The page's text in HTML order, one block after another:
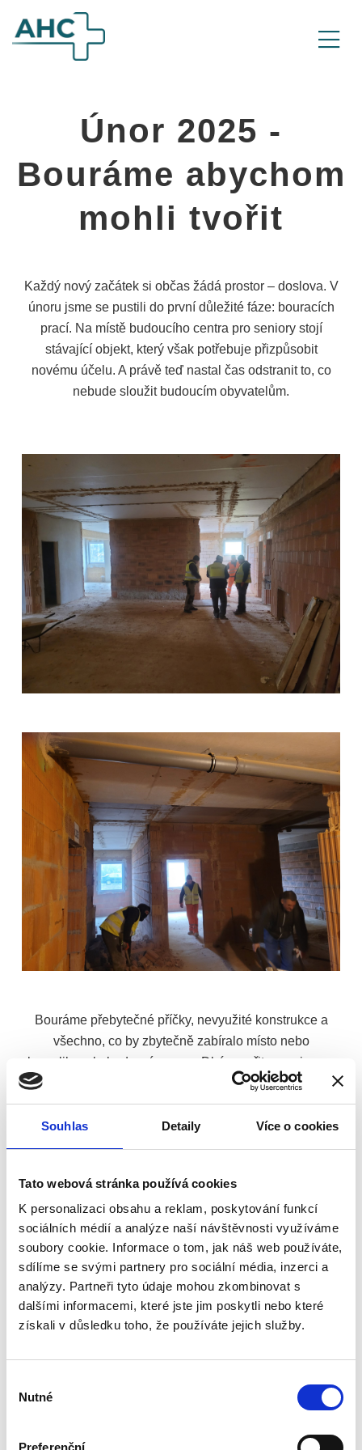
Souhlas Detaily Více o cookies
Tato webová stránka používá cookies
K personalizaci obsahu a reklam, poskytování funkcí
sociálních médií a analýze naší návštěvnosti využíváme
soubory cookie. Informace o tom, jak náš web používáte,
sdílíme se svými partnery pro sociální média, inzerci a
analýzy. Partneři tyto údaje mohou zkombinovat s
dalšími informacemi, které jste jim poskytli nebo které
získali v důsledku toho, že používáte jejich služby.
souhlasu
Nutné
Preferenční
Únor 2025 -
Bouráme abychom
mohli tvořit
Každý nový začátek si občas žádá prostor – doslova. V
únoru jsme se pustili do první důležité fáze: bouracích
prací. Na místě budoucího centra pro seniory stojí
stávající objekt, který však potřebuje přizpůsobit
novému účelu. A právě teď nastal čas odstranit to, co
nebude sloužit budoucím obyvatelům.
Bouráme přebytečné příčky, nevyužité konstrukce a
všechno, co by zbytečně zabíralo místo nebo
komplikovalo budoucí provoz. Dbáme přitom nejen na
funkčnost, ale i na bezpečnost celého procesu –
pracujeme s respektem k budově a okolí.
Tato etapa není možná tak viditelná jako finální
Právě teď vzniká čistý a otevřený prostor, který bude v
následujících měsících postupně dostávat svou novou
podobu – domov pro seniory, kde bude radost žít.